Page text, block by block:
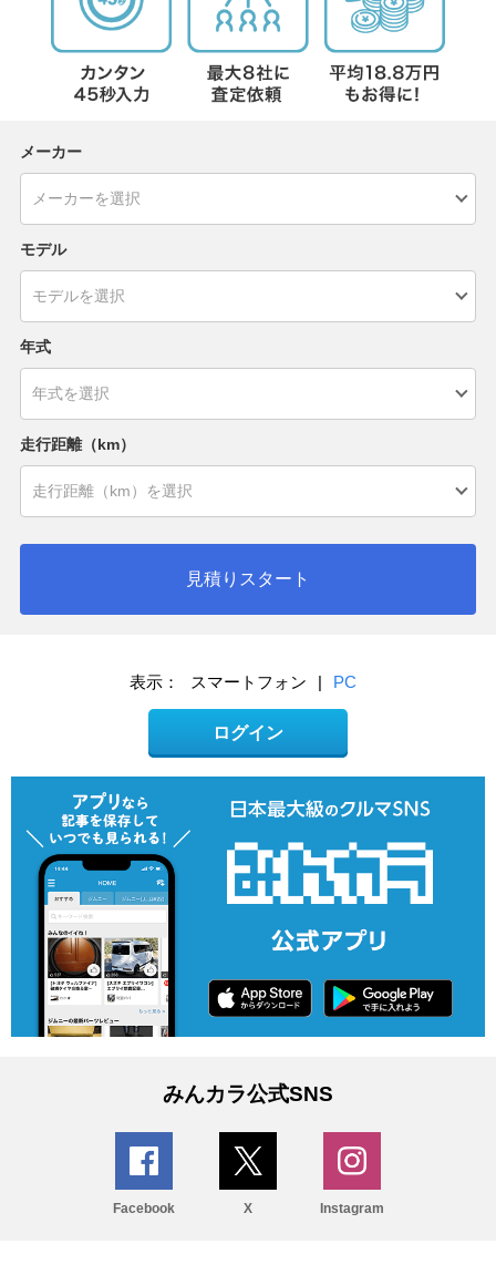
メーカー
モデル
年式
走行距離（km）
見積りスタート
表示： スマートフォン | PC
ログイン
みんカラ公式SNS
Facebook X Instagram